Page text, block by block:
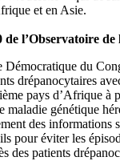
et en Asie.
l’Observatoire de
du
drépanocytaires
pays d’Afrique à
maladie génétique
des informations
pour éviter les
des patients